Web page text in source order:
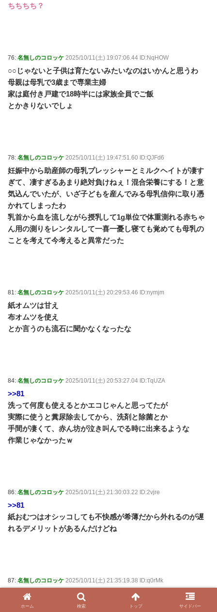
ちちちち？
76: 名無しのコロッケ 2025/10/11(土) 19:07:06.44 ID:NqHOW
○○じゃないと子供は育たないみたいなのはいかんと思うわ
母親は母乳で3歳まで専業主婦
家は庭付き戸建で18時半には家族全員でご飯
とかきりないでしょ
78: 名無しのコロッケ 2025/10/11(土) 19:47:51.60 ID:QJFd6
妊娠中から助産師の母乳プレッシャーとミルクヘイトが凄す
ぎて、凄すぎるあまり絶対負けねぇ！混合栄養にする！と意
気込んでいたが、いざ子どもを産んでみる母乳信仰に取り憑
かれてしまったわ
乳首から血を流しながら授乳して1g単位で体重測れる赤ちゃ
ん用の測りをレンタルして一喜一憂し寝ても覚めても母乳の
ことを考えて今考えると異常だった
81: 名無しのコロッケ 2025/10/11(土) 20:29:53.46 ID:nymjm
紙オムツは甘え
布オムツを使え
とか言うのも流石に聞かなくなったな
84: 名無しのコロッケ 2025/10/11(土) 20:53:27.04 ID:TqUZA
>>81
洗って何度も使えるとかエコじゃんと思ってたが
実際に使うと糞尿除去してから、洗剤と除菌とか
手間が凄くて、赤ん坊が泣き叫んでる時に出来るような
作業じゃなかったｗ
86: 名無しのコロッケ 2025/10/11(土) 21:30:03.22 ID:2vjre
>>81
紙おむつはオシッコしても不快感が希薄だから外れるのが遅
れるデメリットがあるんだけどね
87: 名無しのコロッケ 2025/10/11(土) 21:35:19.38 ID:q0rMk
オムツはずれるの遅いのは実感としてある
ホーム 検索 トップ サイドバー